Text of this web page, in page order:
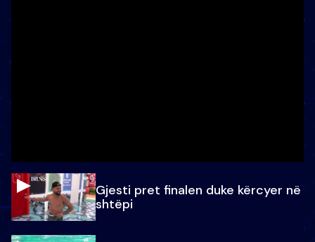
Gjesti pret finalen duke kërcyer në
shtëpi